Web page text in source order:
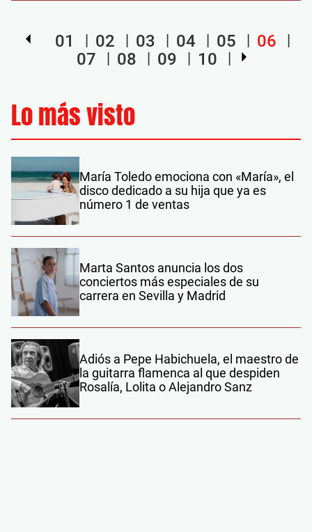
01 02 03 04 05
06
07
08 09 10
Lo más visto
María Toledo emociona con «María», el
disco dedicado a su hija que ya es
número 1 de ventas
Marta Santos anuncia los dos
conciertos más especiales de su
carrera en Sevilla y Madrid
Adiós a Pepe Habichuela, el maestro de
la guitarra flamenca al que despiden
Rosalía, Lolita o Alejandro Sanz